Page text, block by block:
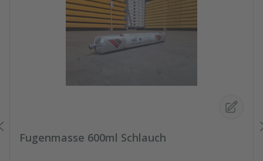
Fugenmasse 600ml Schlauch